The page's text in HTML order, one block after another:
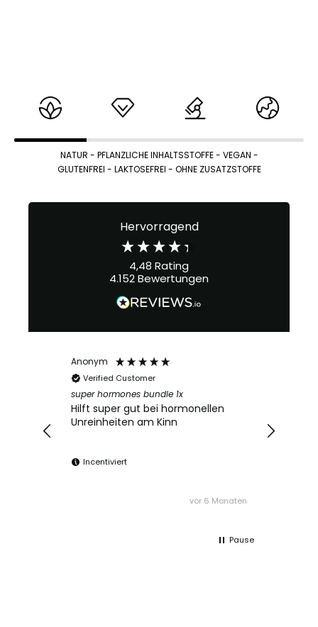
NATUR - PFLANZLICHE INHALTSSTOFFE - VEGAN -
GLUTENFREI - LAKTOSEFREI - OHNE ZUSATZSTOFFE
Hervorragend
4,48 Rating
4.152Bewertungen
Anonym
Verified Customer
super hormones bundle 1x
Hilft super gut bei hormonellen
Unreinheiten am Kinn
Incentiviert
vor 6 Monaten
Pause